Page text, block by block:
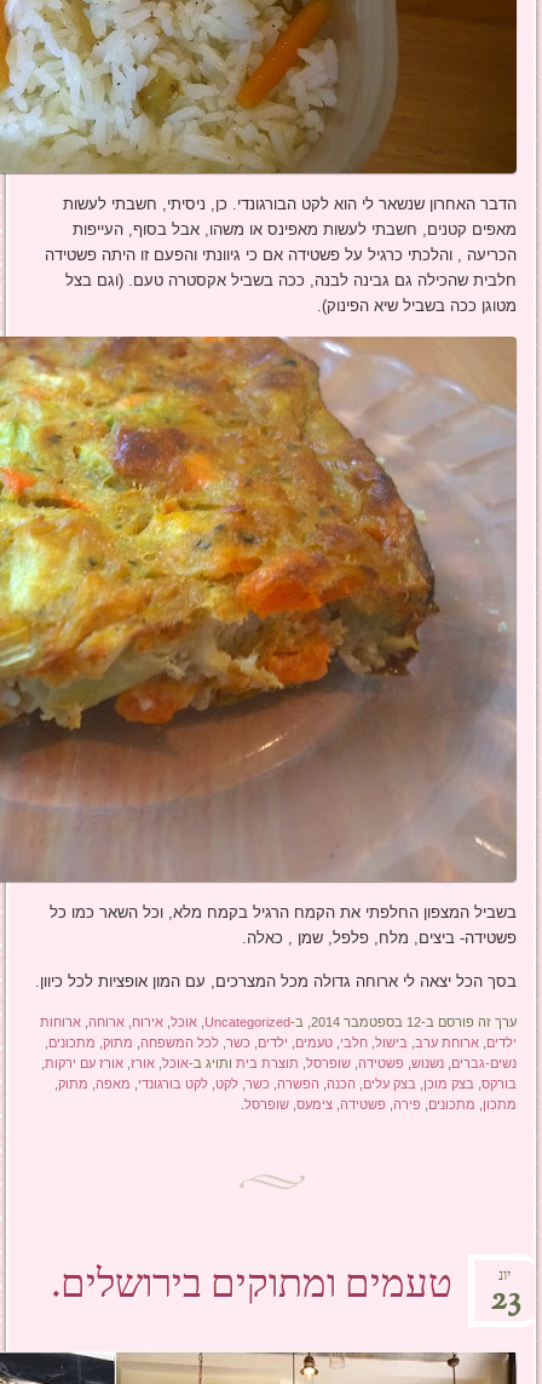
הדבר האחרון שנשאר לי הוא לקט הבורגונדי. כן, ניסיתי, חשבתי לעשות
מאפים קטנים, חשבתי לעשות מאפינס או משהו, אבל בסוף, העייפות
הכריעה , והלכתי כרגיל על פשטידה אם כי גיוונתי והפעם זו היתה פשטידה
חלבית שהכילה גם גבינה לבנה, ככה בשביל אקסטרה טעם. (וגם בצל
מטוגן ככה בשביל שיא הפינוק).
בשביל המצפון החלפתי את הקמח הרגיל בקמח מלא, וכל השאר כמו כל
פשטידה- ביצים, מלח, פלפל, שמן , כאלה.
בסך הכל יצאה לי ארוחה גדולה מכל המצרכים, עם המון אופציות לכל כיוון.
ערך זה פורסם ב-12 בספטמבר 2014, ב- Uncategorized
,אוכל ,אירוח ,ארוחה ,ארוחות
ילדים ,ארוחת ערב בישול ,חלבי ,טעמים ילדים כשר ,לכל המשפחה מתוק מתכונים
נשים-גברים ,נשנוש פשטידה ,שופרסל תוצרת בית ותויג ב-אוכל ,אורז ,אורז עם ירקות
בורקס בצק מוכן בצק עלים הכנה הפשרה כשר ,לקט ,לקט בורגונדי מאפה מתוק
מתכון
מתכונים פירה פשטידה ,צימעס ,שופרסל
טעמים ומתוקים בירושלים. יונ
23